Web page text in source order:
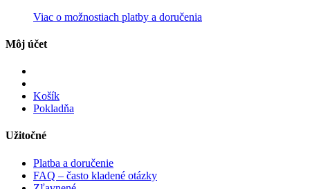
Viac o možnostiach platby a doručenia
Môj účet
Košík
Pokladňa
Užitočné
Platba a doručenie
FAQ – často kladené otázky